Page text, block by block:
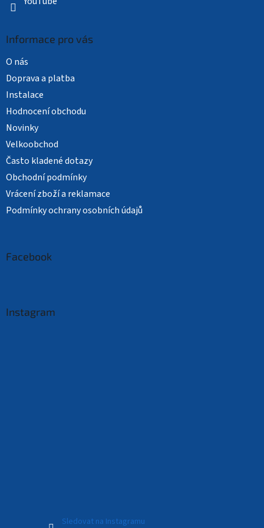
Informace pro vás
O nás
Doprava a platba
Instalace
Hodnocení obchodu
Novinky
Velkoobchod
Často kladené dotazy
Obchodní podmínky
Vrácení zboží a reklamace
Podmínky ochrany osobních údajů
Facebook
Instagram
Sledovat na Instagramu